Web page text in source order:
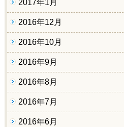
2017年1月
2016年12月
2016年10月
2016年9月
2016年8月
2016年7月
2016年6月